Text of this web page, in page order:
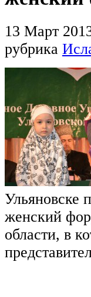
13 Март
рубрика
Ульяновске
женский
области, в